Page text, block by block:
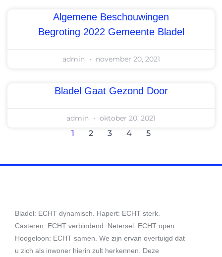
Algemene Beschouwingen
Begroting 2022 Gemeente Bladel
admin november 20, 2021
Bladel Gaat Gezond Door
admin oktober 20, 2021
1 2 3 4 5
Bladel: ECHT dynamisch. Hapert: ECHT sterk.
Casteren: ECHT verbindend. Netersel: ECHT open.
Hoogeloon: ECHT samen. We zijn ervan overtuigd dat
u zich als inwoner hierin zult herkennen. Deze